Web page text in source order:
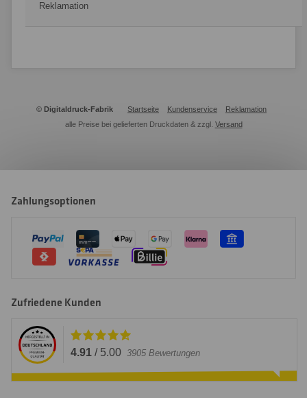
Reklamation
© Digitaldruck-Fabrik Startseite Kundenservice
Reklamation
alle Preise bei gelieferten Druckdaten & zzgl. Versand
Zahlungsoptionen
Zufriedene Kunden
4.91 / 5.00 3905 Bewertungen